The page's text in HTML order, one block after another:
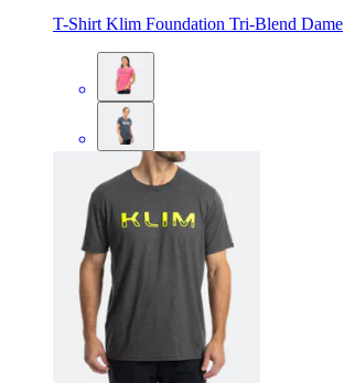
T-Shirt Klim Foundation Tri-Blend Dame